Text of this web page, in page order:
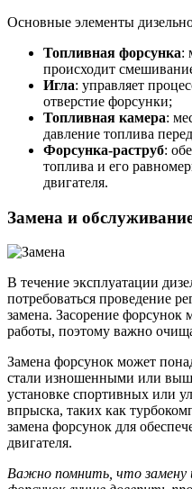
Основные элементы
Топливная форсунка:
происходит
Игла: управляет
отверстие форсунки;
Топливная камера:
давление топлива
Форсунка-раструб:
топлива и его
двигателя.
Замена и
В течение эксплуатации
потребоваться проведение
замена. Засорение
работы, поэтому важно
Замена форсунок может
стали изношенными или
установке спортивных или
впрыска, таких как
замена форсунок для
двигателя.
Важно помнить, что замену